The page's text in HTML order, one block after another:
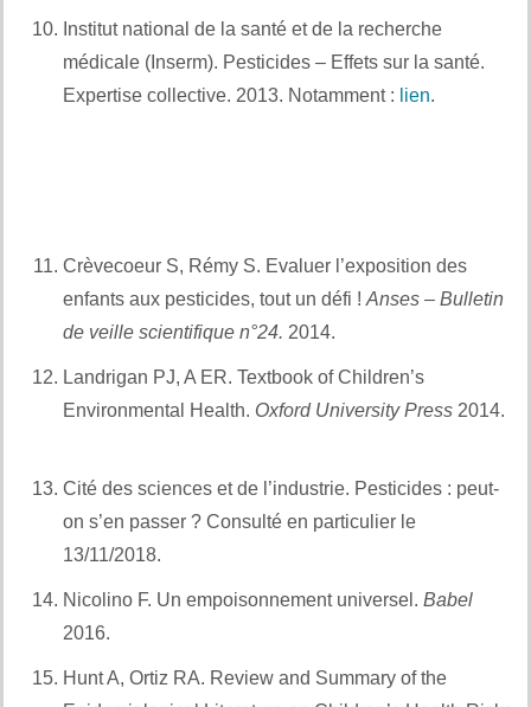
Institut national de la santé et de la recherche
médicale (Inserm). Pesticides – Effets sur la santé.
Expertise collective. 2013. Notamment : lien.
Crèvecoeur S, Rémy S. Evaluer l’exposition des
enfants aux pesticides, tout un défi ! Anses – Bulletin
de veille scientifique n°24. 2014.
Landrigan PJ, A ER. Textbook of Children’s
Environmental Health. Oxford University Press 2014.
Cité des sciences et de l’industrie. Pesticides : peut-
on s’en passer ? Consulté en particulier le
13/11/2018.
Nicolino F. Un empoisonnement universel. Babel
2016.
Hunt A, Ortiz RA. Review and Summary of the